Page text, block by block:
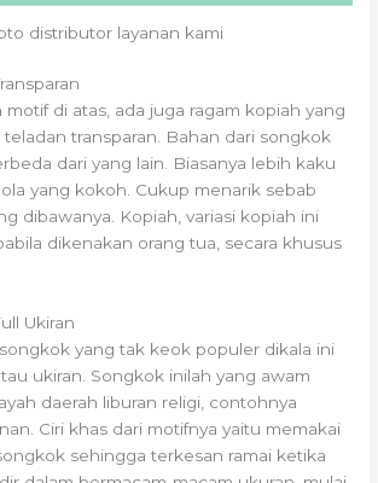
distributor layanan kami
motif di atas, ada juga ragam kopiah yang
transparan. Bahan dari songkok
dari yang lain. Biasanya lebih kaku
yang kokoh. Cukup menarik sebab
dibawanya. Kopiah, variasi kopiah ini
dikenakan orang tua, secara khusus
Ukiran
yang tak keok populer dikala ini
ukiran. Songkok inilah yang awam
daerah liburan religi, contohnya
Ciri khas dari motifnya yaitu memakai
sehingga terkesan ramai ketika